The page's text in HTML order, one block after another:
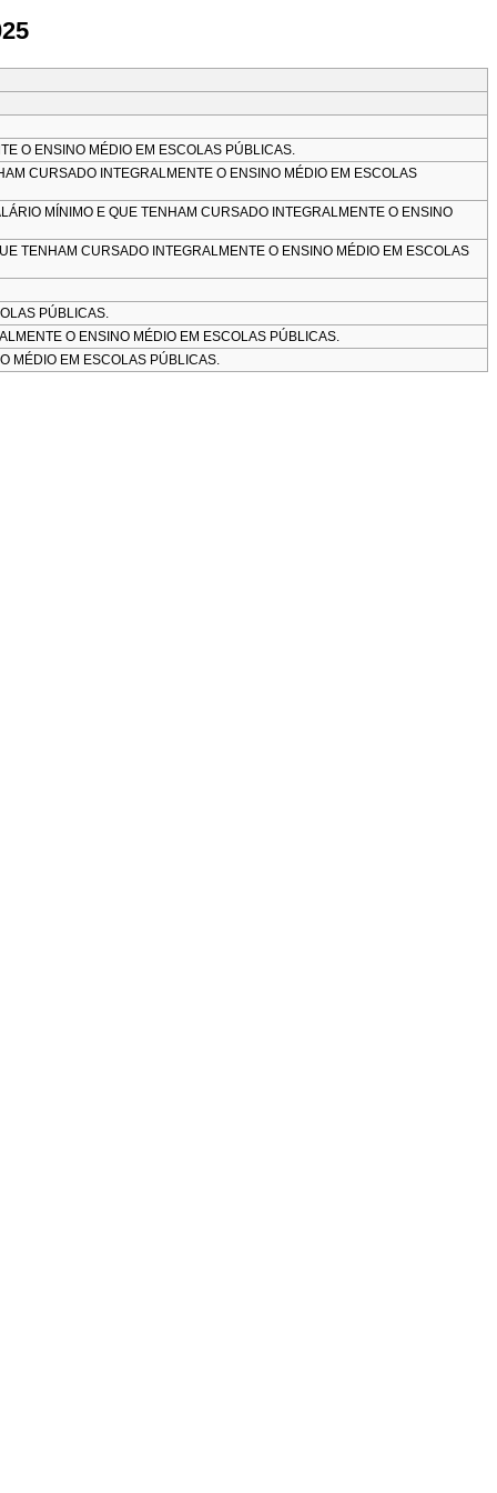
O ENSINO MÉDIO EM ESCOLAS PÚBLICAS.
CURSADO INTEGRALMENTE O ENSINO MÉDIO EM ESCOLAS
MÍNIMO E QUE TENHAM CURSADO INTEGRALMENTE O ENSINO
TENHAM CURSADO INTEGRALMENTE O ENSINO MÉDIO EM ESCOLAS
PÚBLICAS.
O ENSINO MÉDIO EM ESCOLAS PÚBLICAS.
MÉDIO EM ESCOLAS PÚBLICAS.